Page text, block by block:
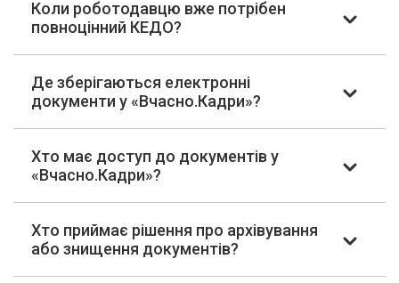
Коли роботодавцю вже потрібен
повноцінний КЕДО?
Де зберігаються електронні
документи у «Вчасно.Кадри»?
Хто має доступ до документів у
«Вчасно.Кадри»?
Хто приймає рішення про архівування
або знищення документів?